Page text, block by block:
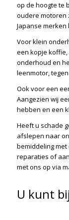
op de hoogte te
oudere motoren
Japanse
Voor klein
een kopje koffie,
onderhoud en
leenmotor,
Ook voor een
Aangezien wij
hebben en een
Heeft u schade
afslepen naar
bemiddeling
reparaties of
met ons op via
U kunt